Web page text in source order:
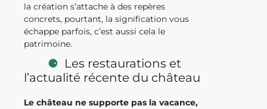
la création s’attache à des repères
concrets, pourtant, la signification vous
échappe parfois, c’est aussi cela le
patrimoine.
Les restaurations et
l’actualité récente du château
Le château ne supporte pas la vacance,